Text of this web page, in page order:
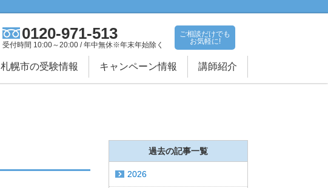
0120-971-513
受付時間 10:00～20:00 / 年中無休※年末年始除く
ご相談だけでも
お気軽に!
札幌市の受験情報 キャンペーン情報 講師紹介
過去の記事一覧
2026